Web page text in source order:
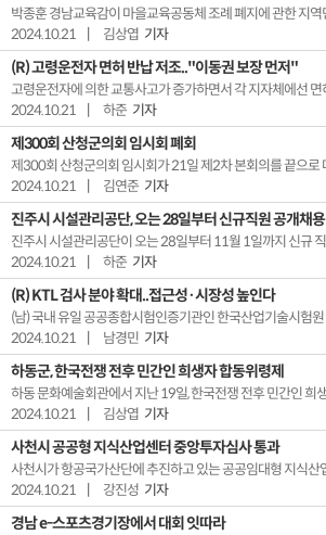
2024.10.21
김상엽 기자
(R) 고령운전자 면허 반납 저조.."이동권 보장 먼저"
2024.10.21
하준 기자
제300회 산청군의회 임시회 폐회
2024.10.21
김연준 기자
진주시 시설관리공단, 오는 28일부터 신규직원 공개채용
2024.10.21
하준 기자
(R) KTL 검사 분야 확대..접근성·시장성 높인다
2024.10.21
남경민 기자
하동군, 한국전쟁 전후 민간인 희생자 합동위령제
2024.10.21
김상엽 기자
사천시 공공형 지식산업센터 중앙투자심사 통과
2024.10.21
강진성 기자
경남 e-스포츠경기장에서 대회 잇따라